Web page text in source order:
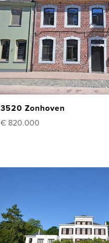
3520 Zonhoven
€ 820.000